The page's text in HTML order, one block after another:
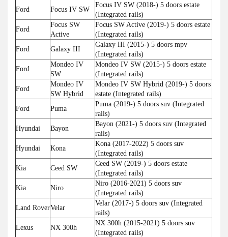
Ford
Focus IV SW
Focus IV SW (2018-) 5 doors estate
(Integrated rails)
Ford
Focus SW
Active
Focus SW Active (2019-) 5 doors estate
(Integrated rails)
Ford
Galaxy III
Galaxy III (2015-) 5 doors mpv
(Integrated rails)
Ford
Mondeo IV
SW
Mondeo IV SW (2015-) 5 doors estate
(Integrated rails)
Ford
Mondeo IV
SW Hybrid
Mondeo IV SW Hybrid (2019-) 5 doors
estate (Integrated rails)
Ford
Puma
Puma (2019-) 5 doors suv (Integrated
rails)
Hyundai
Bayon
Bayon (2021-) 5 doors suv (Integrated
rails)
Hyundai
Kona
Kona (2017-2022) 5 doors suv
(Integrated rails)
Kia
Ceed SW
Ceed SW (2019-) 5 doors estate
(Integrated rails)
Kia
Niro
Niro (2016-2021) 5 doors suv
(Integrated rails)
Land RoverVelar
Velar (2017-) 5 doors suv (Integrated
rails)
Lexus
NX 300h
NX 300h (2015-2021) 5 doors suv
(Integrated rails)